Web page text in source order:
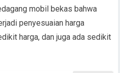
mobil bekas bahwa
penyesuaian harga
harga, dan juga ada sedikit